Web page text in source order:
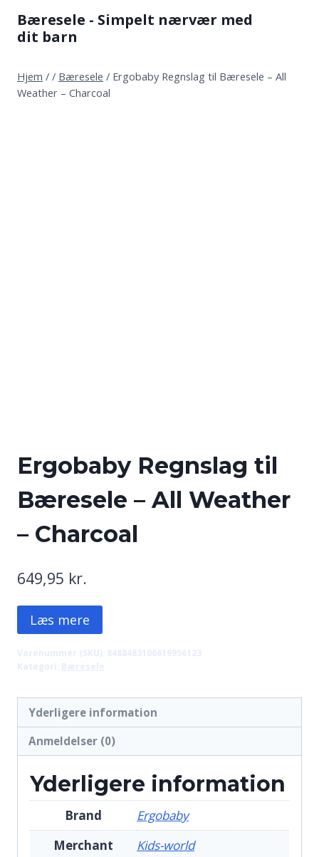
indhold
Bæresele - Simpelt nærvær med
dit barn
Hjem / / Bæresele / Ergobaby Regnslag til Bæresele – All
Weather – Charcoal
Ergobaby Regnslag til
Bæresele – All Weather
– Charcoal
649,95 kr.
Læs mere
Varenummer (SKU): 8488483106619956123
Kategori: Bæresele
Yderligere information
Anmeldelser (0)
Yderligere information
Brand
Ergobaby
Merchant
Kids-world